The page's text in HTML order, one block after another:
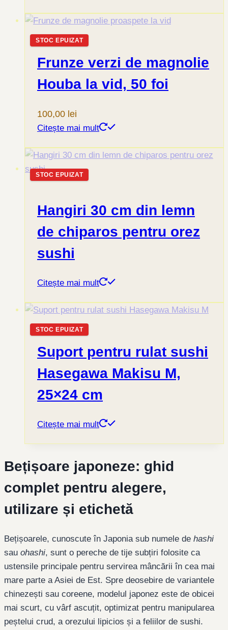
STOC EPUIZAT
Frunze verzi de magnolie
Houba la vid, 50 foi
100,00 lei
Citește mai mult
STOC EPUIZAT
Hangiri 30 cm din lemn
de chiparos pentru orez
sushi
Citește mai mult
STOC EPUIZAT
Suport pentru rulat sushi
Hasegawa Makisu M,
25×24 cm
Citește mai mult
Bețișoare japoneze: ghid
complet pentru alegere,
utilizare și etichetă
Bețișoarele, cunoscute în Japonia sub numele de hashi
sau ohashi, sunt o pereche de tije subțiri folosite ca
ustensile principale pentru servirea mâncării în cea mai
mare parte a Asiei de Est. Spre deosebire de variantele
chinezești sau coreene, modelul japonez este de obicei
mai scurt, cu vârf ascuțit, optimizat pentru manipularea
peștelui crud, a orezului lipicios și a feliilor de sushi.